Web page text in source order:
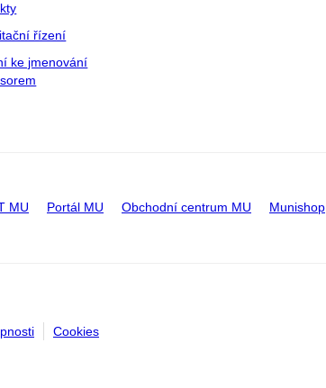
řízení
ke jmenování
MU Portál MU Obchodní centrum MU Munishop
Cookies